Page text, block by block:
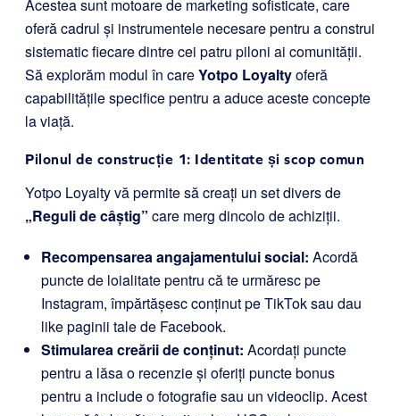
Acestea sunt motoare de marketing sofisticate, care
oferă cadrul și instrumentele necesare pentru a construi
sistematic fiecare dintre cei patru piloni ai comunității.
Să explorăm modul în careYotpo Loyaltyoferă
capabilitățile specifice pentru a aduce aceste concepte
la viață.
Pilonul de construcție 1: Identitate și scop comun
Yotpo Loyalty vă permite să creați un set divers de
„Reguli de câștig” care merg dincolo de achiziții.
Recompensarea angajamentului social: Acordă
puncte de loialitate pentru că te urmăresc pe
Instagram, împărtășesc conținut pe TikTok sau dau
like paginii tale de Facebook.
Stimularea creării de conținut: Acordați puncte
pentru a lăsa o recenzie și oferiți puncte bonus
pentru a include o fotografie sau un videoclip. Acest